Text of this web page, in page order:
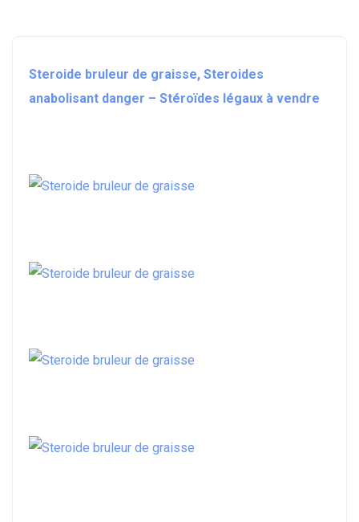
Steroide bruleur de graisse, Steroides
anabolisant danger – Stéroïdes légaux à vendre